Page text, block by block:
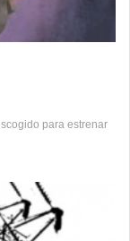
para estrenar